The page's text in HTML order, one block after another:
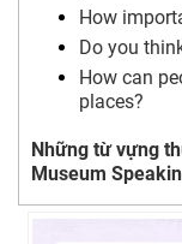
How
Do you
How can
places?
Những từ vựng
Museum